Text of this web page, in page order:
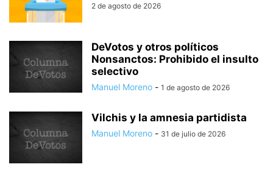
2 de agosto de 2026
DeVotos y otros políticos
Nonsanctos: Prohibido el insulto
selectivo
Manuel Moreno - 1 de agosto de 2026
Vilchis y la amnesia partidista
Manuel Moreno - 31 de julio de 2026